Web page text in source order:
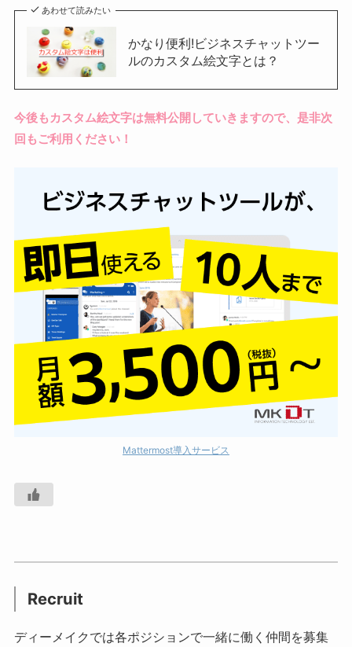
あわせて読みたい
かなり便利!ビジネスチャットツー
ルのカスタム絵文字とは？
今後もカスタム絵文字は無料公開していきますので、是非次
回もご利用ください！
Mattermost導入サービス
Recruit
ディーメイクでは各ポジションで一緒に働く仲間を募集